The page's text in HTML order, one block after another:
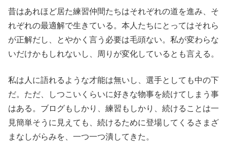
昔はあれほど居た練習仲間たちはそれぞれの道を進み、そ
れぞれの最適解で生きている。本人たちにとってはそれら
が正解だし、とやかく言う必要は毛頭ない。私が変わらな
いだけかもしれないし、周りが変化しているとも言える。
私は人に語れるような才能は無いし、選手としても中の下
だ。ただ、しつこいくらいに好きな物事を続けてしまう事
はある。ブログもしかり、練習もしかり、続けることは一
見簡単そうに見えても、続けるために登場してくるさまざ
まなしがらみを、一つ一つ潰してきた。